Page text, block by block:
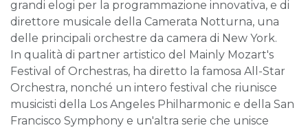
grandi elogi per la programmazione innovativa, e di
direttore musicale della Camerata Notturna, una
delle principali orchestre da camera di New York.
In qualità di partner artistico del Mainly Mozart's
Festival of Orchestras, ha diretto la famosa All-Star
Orchestra, nonché un intero festival che riunisce
musicisti della Los Angeles Philharmonic e della San
Francisco Symphony e un'altra serie che unisce